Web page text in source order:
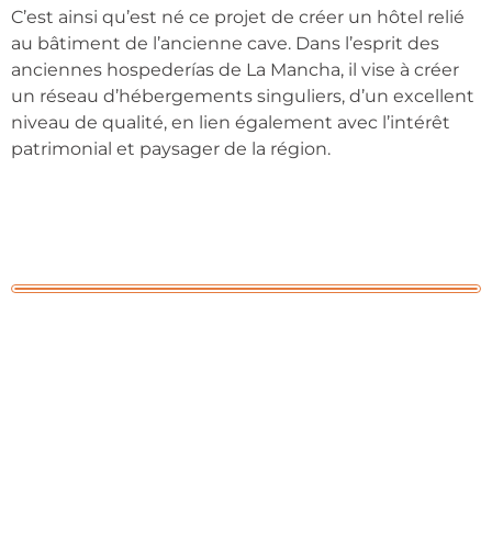
C’est ainsi qu’est né ce projet de créer un hôtel relié
au bâtiment de l’ancienne cave. Dans l’esprit des
anciennes hospederías de La Mancha, il vise à créer
un réseau d’hébergements singuliers, d’un excellent
niveau de qualité, en lien également avec l’intérêt
patrimonial et paysager de la région.